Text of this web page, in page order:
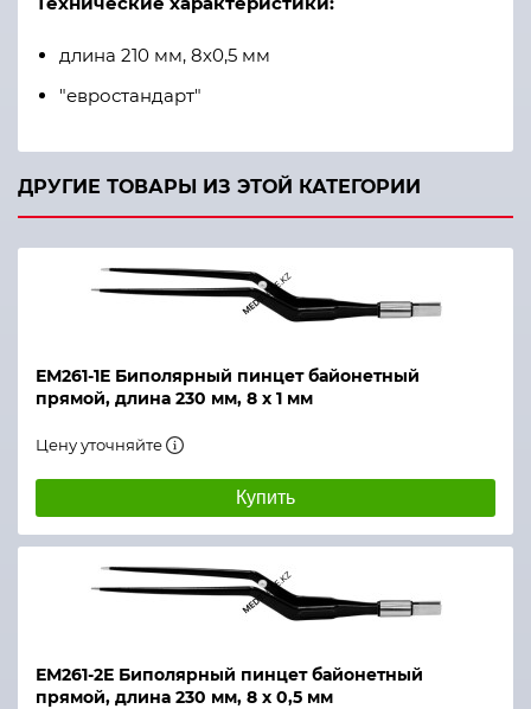
длина 210 мм, 8х0,5 мм
"евростандарт"
ДРУГИЕ ТОВАРЫ ИЗ ЭТОЙ КАТЕГОРИИ
ЕМ261-1Е Биполярный пинцет байонетный
прямой, длина 230 мм, 8 х 1 мм
Цену уточняйте
Купить
ЕМ261-2Е Биполярный пинцет байонетный
прямой, длина 230 мм, 8 х 0,5 мм